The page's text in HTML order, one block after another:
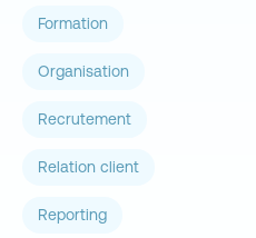
Formation
Organisation
Recrutement
Relation client
Reporting